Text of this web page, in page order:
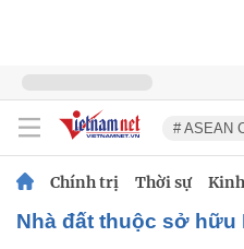
# ASEAN
Chính trị Thời sự
nhà đất thuộc sở